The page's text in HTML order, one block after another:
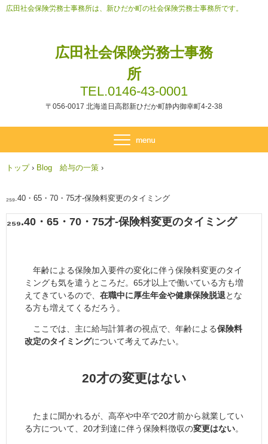
広田社会保険労務士事務
所
広田社会保険労務士事務所は、新ひだか町の社会保険労務士事務所です。
TEL.0146-43-0001
〒056-0017 北海道日高郡新ひだか町静内御幸町4-2-38
トップ › Blog 給与の一策 ›
₂₅₉.40・65・70・75才-保険料変更のタイミング
₂₅₉.40・65・70・75才-保険料変更のタイミング
年齢による保険加入要件の変化に伴う保険料変更のタイ
ミングも気を遣うところだ。65才以上で働いている方も増
えてきているので、 在職中に厚生年金や健康保険脱退とな
る方も増えてくるだろう。
ここでは、主に給与計算者の視点で、年齢による保険料
改定のタイミングについて考えてみたい。
20才の変更はない
たまに聞かれるが、高卒や中卒で20才前から就業してい
る方について、20才到達に伴う保険料徴収の変更はない。